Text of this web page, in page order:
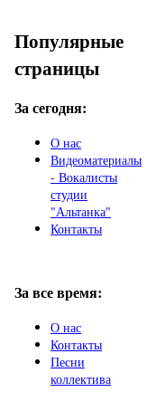
Популярные
страницы
За сегодня:
О нас
Видеоматериалы
- Вокалисты
студии
"Альтанка"
Контакты
За все время:
О нас
Контакты
Песни
коллектива